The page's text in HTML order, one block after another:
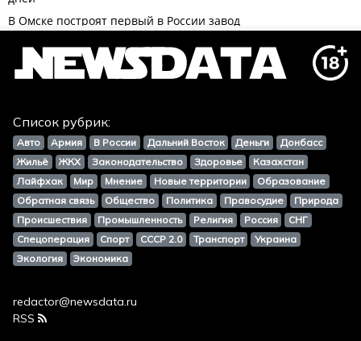
Список рубрик:
Авто Армия В России Дальний Восток Деньги
Донбасс
Жильё
ЖКХ Законодательство Здоровье
Казахстан
Лайфхак
Мир Мнение Новые территории
Образование
Обратная связь
Общество Политика Правосудие
Природа
Происшествия
Промышленность Религия Россия
СНГ
Спецоперация
Спорт СССР 2.0 Транспорт
Украина
Экология
Экономика
redactor@newsdata.ru
RSS